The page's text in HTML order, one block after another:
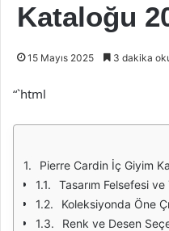
Kataloğu
15 Mayıs 2025 3 dakika
“`html
Pierre Cardin İç Giyim Kataloğu
Tasarım Felsefesi
Koleksiyonda Öne
Renk ve Desen